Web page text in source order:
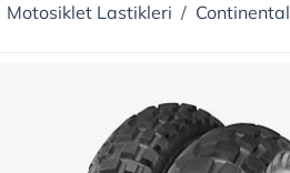
Motosiklet Lastikleri Continental